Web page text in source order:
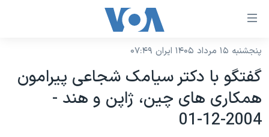
لینکهای
دسترسی
جهش
محتوای
اصلی
نسخه سبک وب‌سایت
موضوع ها
برنامه های تلویزیونی
پنجشنبه ۱۵ مرداد ۱۴۰۵ ایران ۰۷:۴۹
گفتگو با دکتر سيامک شجاعی پيرامون
همکاری های چين، ژاپن و هند -
2004-12-01